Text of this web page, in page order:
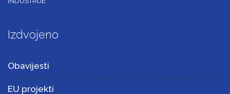
Izdvojeno
Obavijesti
EU projekti